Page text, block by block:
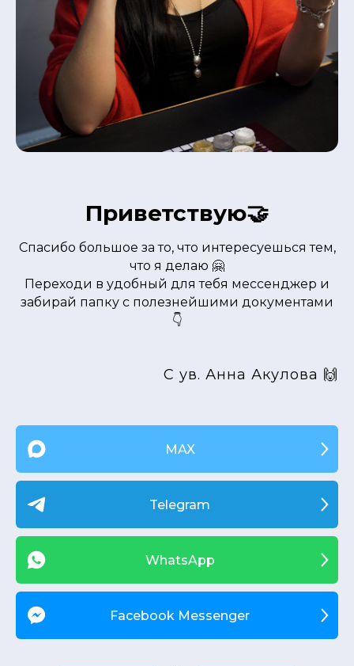
Приветствую🤝
Спасибо большое за то, что интересуешься тем,
что я делаю 🤗
Переходи в удобный для тебя мессенджер и
забирай папку с полезнейшими документами
👇
С ув. Анна Акулова 🙌
MAX
Telegram
WhatsApp
Facebook Messenger